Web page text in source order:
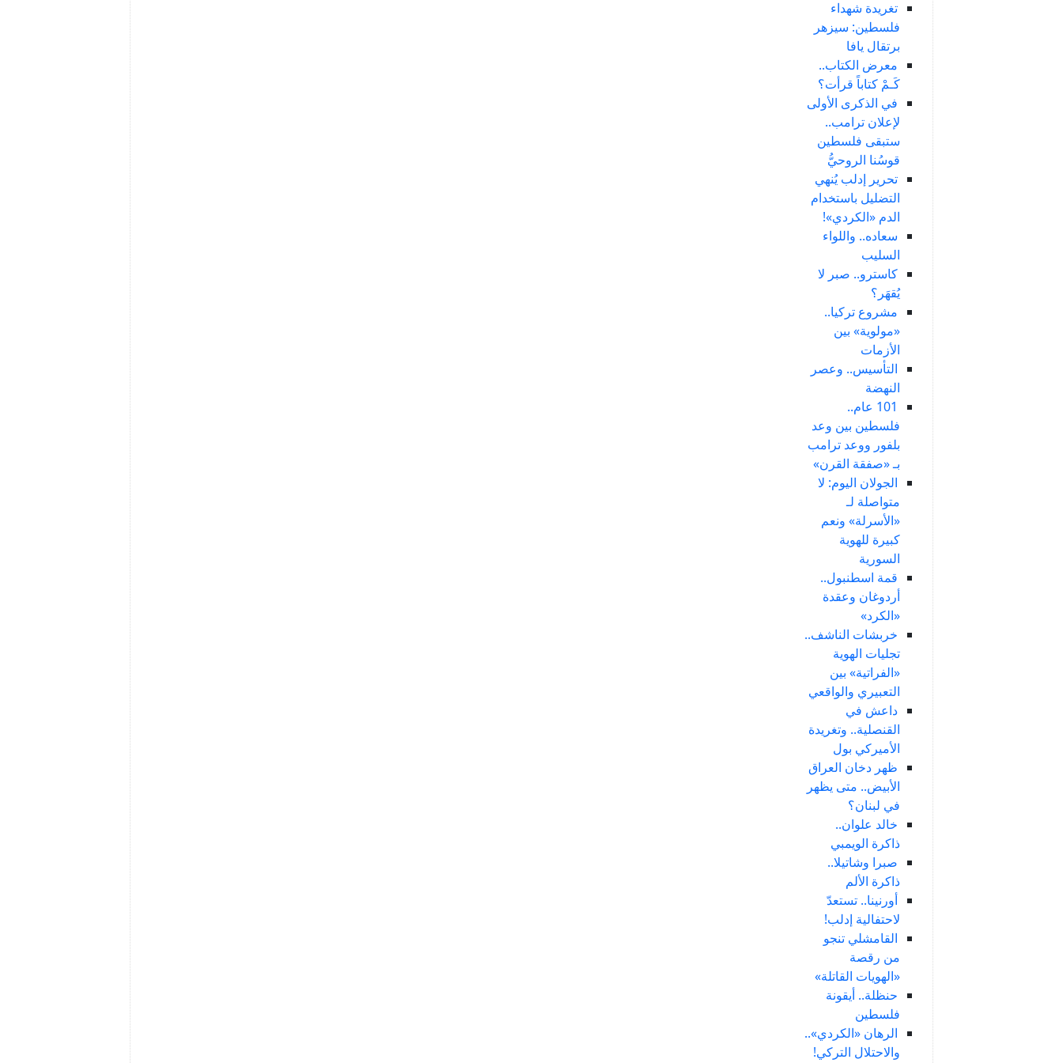
تغريدة شهداء
فلسطين: سيزهر
برتقال يافا
معرض الكتاب..
كَـمْ كتاباً قرأت؟
في الذكرى الأولى
لإعلان ترامب..
ستبقى فلسطين
قوسُنا الروحيُّ
تحرير إدلب يُنهي
التضليل باستخدام
الدم «الكردي»!
سعاده.. واللواء
السليب
كاسترو.. صبر لا
يُقهَر؟
مشروع تركيا..
«مولوية» بين
الأزمات
التأسيس.. وعصر
النهضة
101 عام..
فلسطين بين وعد
بلفور ووعد ترامب
بـ «صفقة القرن»
الجولان اليوم: لا
متواصلة لـ
«الأسرلة» ونعم
كبيرة للهوية
السورية
قمة اسطنبول..
أردوغان وعقدة
«الكرد»
خربشات الناشف..
تجليات الهوية
«الفراتية» بين
التعبيري والواقعي
داعش في
القنصلية.. وتغريدة
الأميركي بول
ظهر دخان العراق
الأبيض.. متى يظهر
في لبنان؟
خالد علوان..
ذاكرة الويمبي
صبرا وشاتيلا..
ذاكرة الألم
أورنينا.. تستعدّ
لاحتفالية إدلب!
القامشلي تنجو
من رقصة
«الهويات القاتلة»
حنظلة.. أيقونة
فلسطين
الرهان «الكردي»..
والاحتلال التركي!